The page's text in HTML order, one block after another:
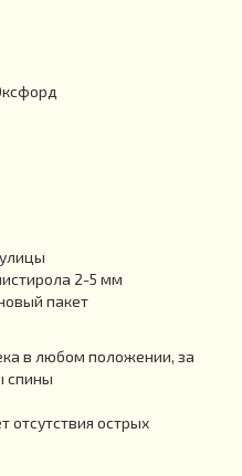
2-5 мм
пакет
в любом положении, за
спины
отсутствия острых